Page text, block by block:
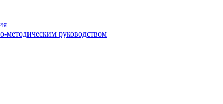
методическим руководством